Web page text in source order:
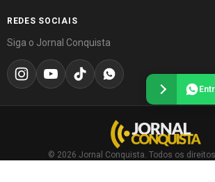
REDES SOCIAIS
Siga o Jornal Conquista
© 2026 Jornal Conquista. Todos os